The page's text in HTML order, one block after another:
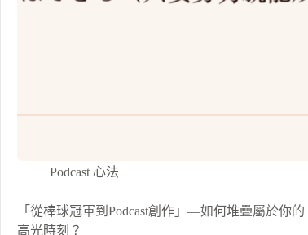
Podcast 心法
「從棒球冠軍到Podcast創作」—如何堆疊屬於你的
高光時刻？